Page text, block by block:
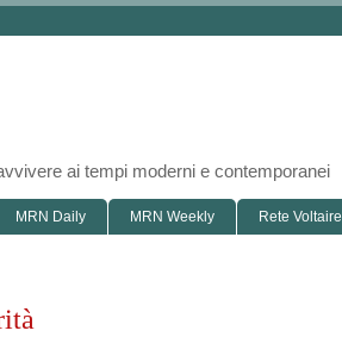
ai tempi moderni e contemporanei
MRN Daily MRN Weekly Rete Voltaire